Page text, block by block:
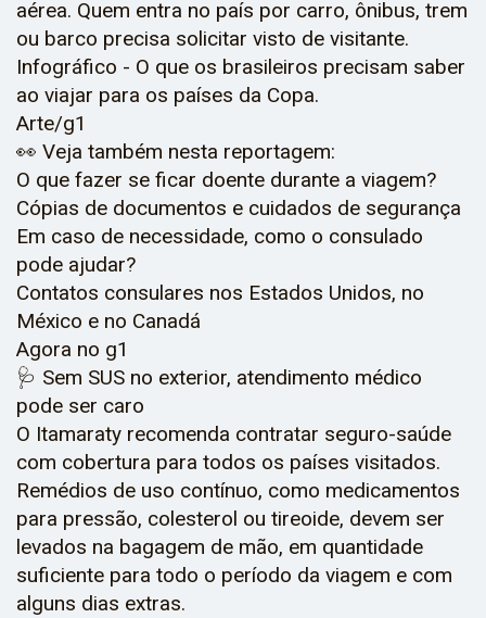
aérea. Quem entra no país por carro, ônibus, trem
ou barco precisa solicitar visto de visitante.
Infográfico - O que os brasileiros precisam saber
ao viajar para os países da Copa.
Arte/g1
👀 Veja também nesta reportagem:
O que fazer se ficar doente durante a viagem?
Cópias de documentos e cuidados de segurança
Em caso de necessidade, como o consulado
pode ajudar?
Contatos consulares nos Estados Unidos, no
México e no Canadá
Agora no g1
🩺 Sem SUS no exterior, atendimento médico
pode ser caro
O Itamaraty recomenda contratar seguro-saúde
com cobertura para todos os países visitados.
Remédios de uso contínuo, como medicamentos
para pressão, colesterol ou tireoide, devem ser
levados na bagagem de mão, em quantidade
suficiente para todo o período da viagem e com
alguns dias extras.